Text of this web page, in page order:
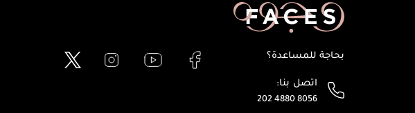
بحاجة للمساعدة؟
اتصل بنا:
202 4880 8056